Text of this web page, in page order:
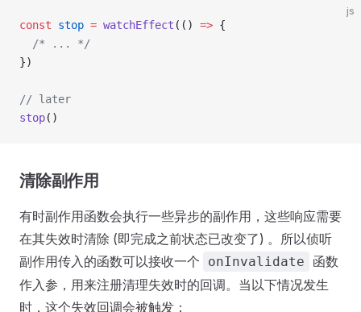
js
const stop = watchEffect (() => {
  /* ... */
})
// later
stop()
清除副作用
有时副作用函数会执行一些异步的副作用，这些响应需要
在其失效时清除 (即完成之前状态已改变了) 。所以侦听
副作用传入的函数可以接收一个
onInvalidate
函数
作入参，用来注册清理失效时的回调。当以下情况发生
时，这个失效回调会被触发：